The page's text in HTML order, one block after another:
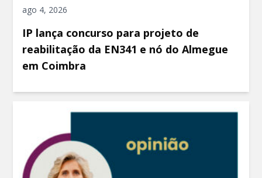
ago 4, 2026
IP lança concurso para projeto de
reabilitação da EN341 e nó do Almegue
em Coimbra